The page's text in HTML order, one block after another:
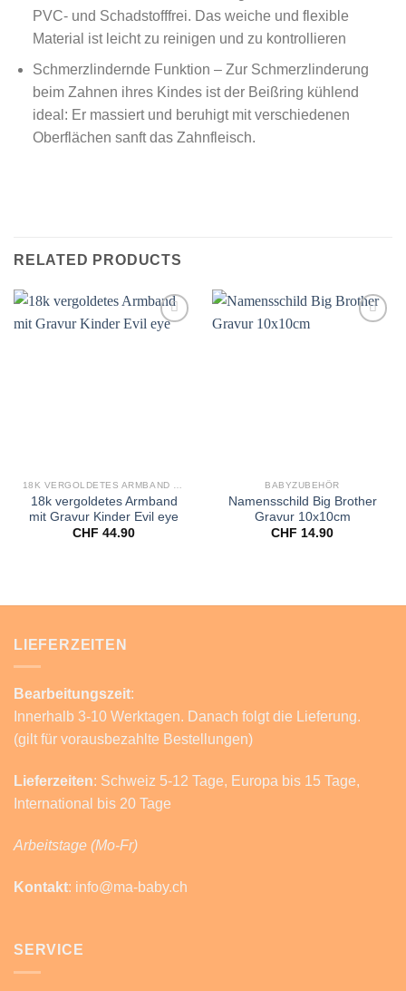
PVC- und Schadstofffrei. Das weiche und flexible
Material ist leicht zu reinigen und zu kontrollieren
Schmerzlindernde Funktion – Zur Schmerzlinderung
beim Zahnen ihres Kindes ist der Beißring kühlend
ideal: Er massiert und beruhigt mit verschiedenen
Oberflächen sanft das Zahnfleisch.
RELATED PRODUCTS
18k vergoldetes Armband
mit Gravur Kinder Evil eye
CHF 44.90
BABYZUBEHÖR
Namensschild Big Brother
Gravur 10x10cm
CHF 14.90
LIEFERZEITEN
Bearbeitungszeit:
Innerhalb 3-10 Werktagen. Danach folgt die Lieferung.
(gilt für vorausbezahlte Bestellungen)
Lieferzeiten: Schweiz 5-12 Tage, Europa bis 15 Tage,
International bis 20 Tage
Arbeitstage (Mo-Fr)
Kontakt: info@ma-baby.ch
SERVICE